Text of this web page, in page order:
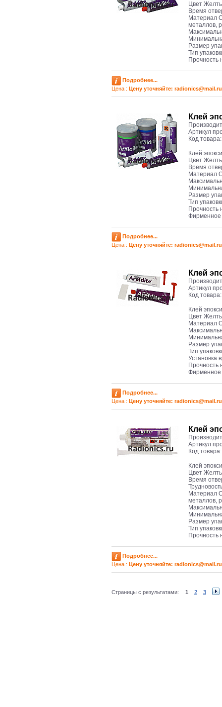
Цвет
Время
Материал
металлов,
Размер
Тип
Прочность
Подробнее...
Цена : Цену уточняйте: radioniсs@mail.ru
Клей
Артикул
Код
Клей
Цвет
Время
Материал
Размер
Тип
Прочность
Фирменное
Подробнее...
Цена : Цену уточняйте: radioniсs@mail.ru
Клей
Артикул
Код
Клей
Цвет
Материал
Размер
Тип
Установка
Прочность
Фирменное
Подробнее...
Цена : Цену уточняйте: radioniсs@mail.ru
Клей
Артикул
Код
Клей
Цвет
Время
Материал
металлов,
Размер
Тип
Прочность
Подробнее...
Цена : Цену уточняйте: radioniсs@mail.ru
Страницы с результатами: 1 2 3